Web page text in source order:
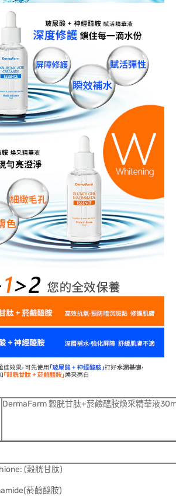
DermaFarm 穀胱甘肽+菸鹼醯胺煥采精華液
(穀胱甘肽)
菸鹼醯胺)